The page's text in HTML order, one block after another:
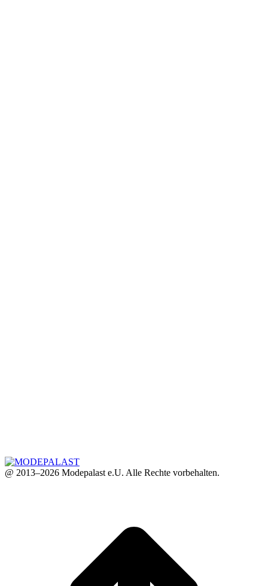
@ 2013–2026 Modepalast e.U. Alle Rechte vorbehalten.